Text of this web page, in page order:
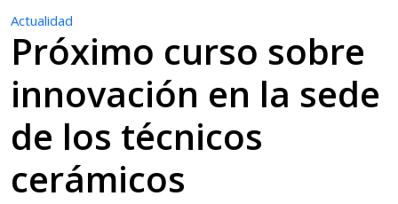
Actualidad
Próximo curso sobre
innovación en la sede
de los técnicos
cerámicos